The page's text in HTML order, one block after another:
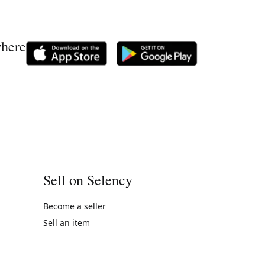
Sell on Selency
Become a seller
Sell an item